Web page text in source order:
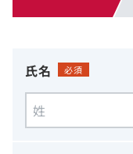
氏名 必須